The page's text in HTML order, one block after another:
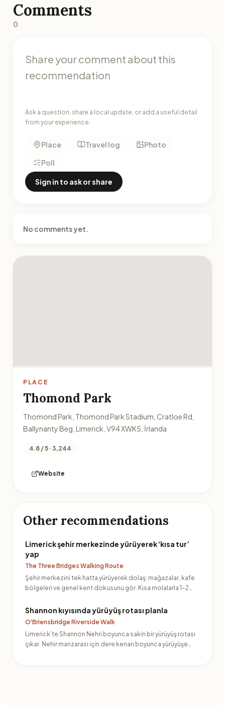
Comments
0
Ask a question, share a local update, or add a useful detail
from your experience.
Place Travel log
Photo
Poll
Sign in to ask or share
No comments yet.
PLACE
Thomond Park
Thomond Park, Thomond Park Stadium, Cratloe Rd,
Ballynanty Beg, Limerick, V94 XWK5, İrlanda
4.8 / 5 · 3,244
Website
Other recommendations
Limerick şehir merkezinde yürüyerek ‘kısa tur’
yap
The Three Bridges Walking Route
Şehir merkezini tek hatta yürüyerek dolaş: mağazalar, kafe
bölgeleri ve genel kent dokusunu gör. Kısa molalarla 1–2…
Shannon kıyısında yürüyüş rotası planla
O'Briensbridge Riverside Walk
Limerick’te Shannon Nehri boyunca sakin bir yürüyüş rotası
çıkar. Nehir manzarası için dere kenarı boyunca yürüyüşe…